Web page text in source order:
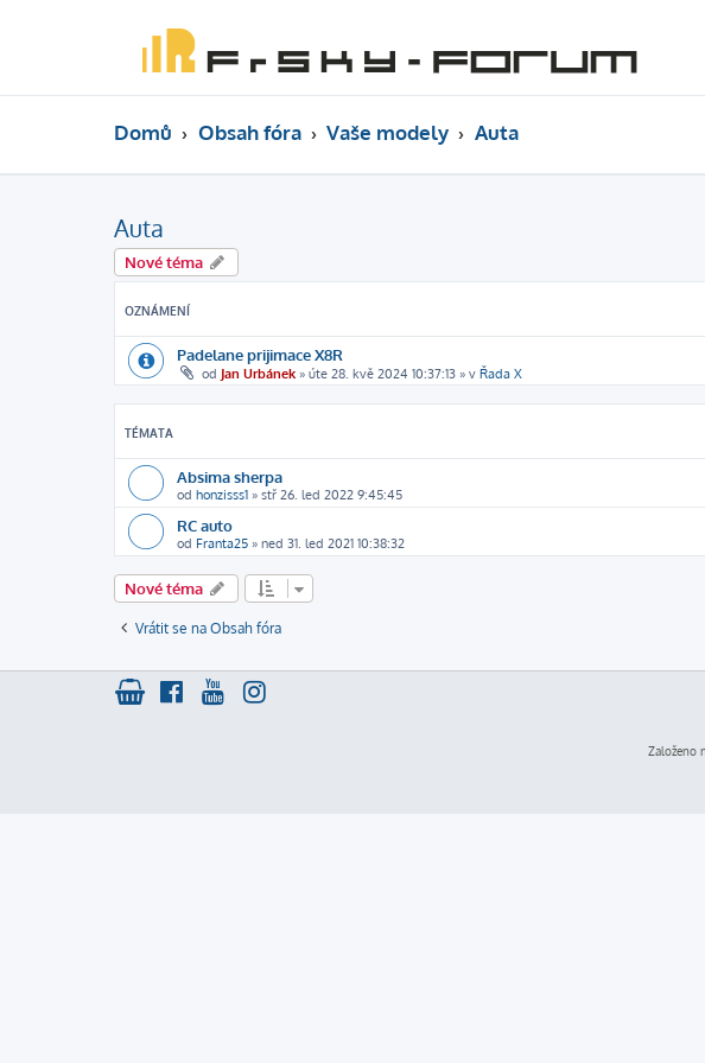
Domů Obsah fóra Vaše modely Auta
Auta
Nové téma
OZNÁMENÍ
Padelane prijimace X8R
od Jan Urbánek » úte 28. kvě 2024 10:37:13 » v Řada X
TÉMATA
Absima sherpa
od honzisss1 » stř 26. led 2022 9:45:45
RC auto
od Franta25 » ned 31. led 2021 10:38:32
Nové téma
Vrátit se na Obsah fóra
Založeno